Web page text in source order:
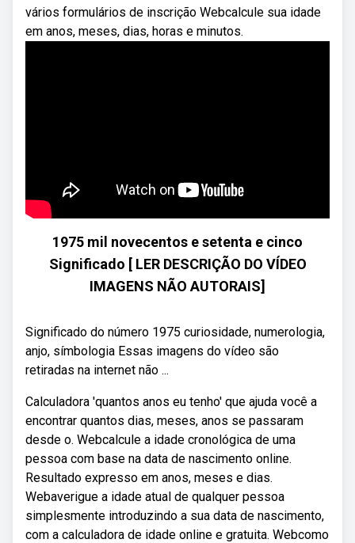
vários formulários de inscrição Webcalcule sua idade
em anos, meses, dias, horas e minutos.
1975 mil novecentos e setenta e cinco
Significado [ LER DESCRIÇÃO DO VÍDEO
IMAGENS NÃO AUTORAIS]
Significado do número 1975 curiosidade, numerologia,
anjo, símbologia Essas imagens do vídeo são
retiradas na internet não ...
Calculadora 'quantos anos eu tenho' que ajuda você a
encontrar quantos dias, meses, anos se passaram
desde o. Webcalcule a idade cronológica de uma
pessoa com base na data de nascimento online.
Resultado expresso em anos, meses e dias.
Webaverigue a idade atual de qualquer pessoa
simplesmente introduzindo a sua data de nascimento,
com a calculadora de idade online e gratuita. Webcomo